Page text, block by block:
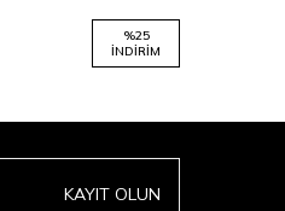
%25
İNDIRIM
KAYIT OLUN